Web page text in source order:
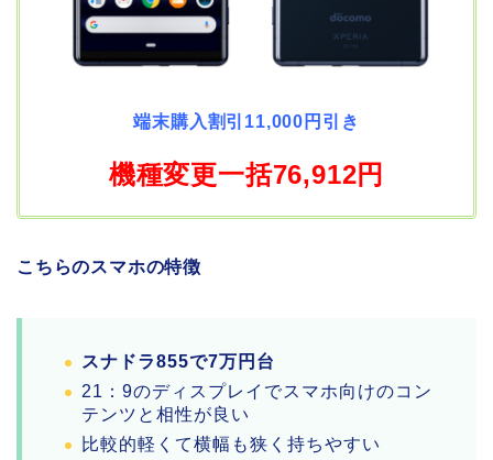
端末購入割引11,000円引き
機種変更一括76,912円
こちらのスマホの特徴
スナドラ855で7万円台
21：9のディスプレイでスマホ向けのコン
テンツと相性が良い
比較的軽くて横幅も狭く持ちやすい